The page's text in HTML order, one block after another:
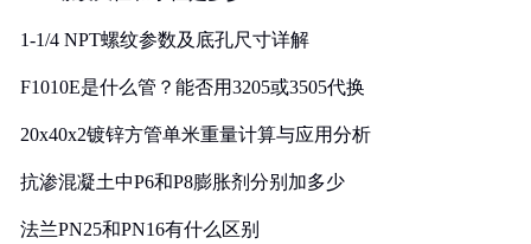
1-1/4 NPT螺纹参数及底孔尺寸详解
F1010E是什么管？能否用3205或3505代换
20x40x2镀锌方管单米重量计算与应用分析
抗渗混凝土中P6和P8膨胀剂分别加多少
法兰PN25和PN16有什么区别